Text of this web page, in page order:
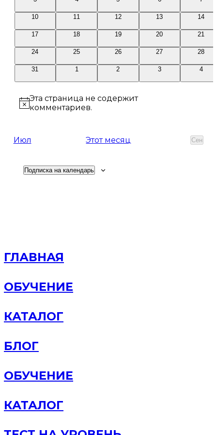
010
011
012
013
014
017
018
019
0
20
0
21
0
24
0
25
0
26
0
27
0
28
0
31
01
0
2
0
3
0
4
Заметка
Эта страница не содержит
комментариев.
Июл Этот месяц Сен
Подписка на календарь
ГЛАВНАЯ
ОБУЧЕНИЕ
КАТАЛОГ
БЛОГ
ОБУЧЕНИЕ
КАТАЛОГ